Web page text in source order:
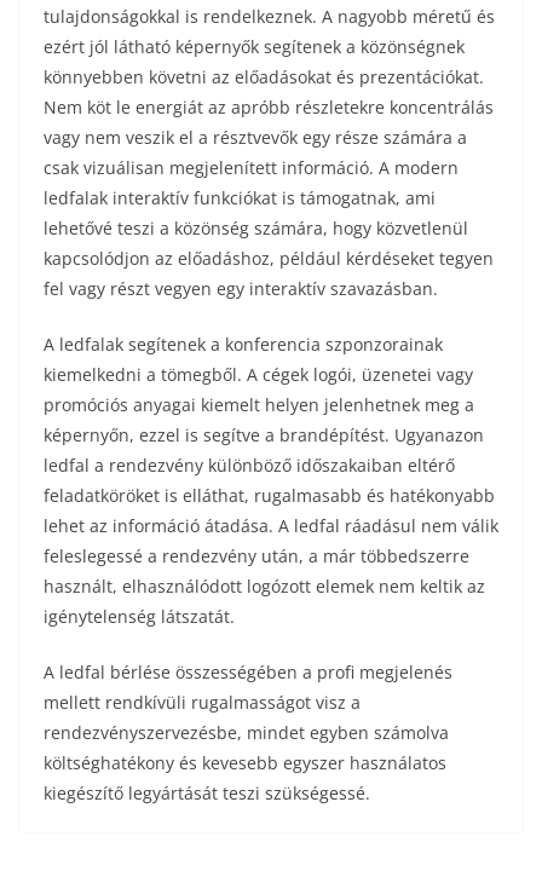
tulajdonságokkal is rendelkeznek. A nagyobb méretű és
ezért jól látható képernyők segítenek a közönségnek
könnyebben követni az előadásokat és prezentációkat.
Nem köt le energiát az apróbb részletekre koncentrálás
vagy nem veszik el a résztvevők egy része számára a
csak vizuálisan megjelenített információ. A modern
ledfalak interaktív funkciókat is támogatnak, ami
lehetővé teszi a közönség számára, hogy közvetlenül
kapcsolódjon az előadáshoz, például kérdéseket tegyen
fel vagy részt vegyen egy interaktív szavazásban.
A ledfalak segítenek a konferencia szponzorainak
kiemelkedni a tömegből. A cégek logói, üzenetei vagy
promóciós anyagai kiemelt helyen jelenhetnek meg a
képernyőn, ezzel is segítve a brandépítést. Ugyanazon
ledfal a rendezvény különböző időszakaiban eltérő
feladatköröket is elláthat, rugalmasabb és hatékonyabb
lehet az információ átadása. A ledfal ráadásul nem válik
feleslegessé a rendezvény után, a már többedszerre
használt, elhasználódott logózott elemek nem keltik az
igénytelenség látszatát.
A ledfal bérlése összességében a profi megjelenés
mellett rendkívüli rugalmasságot visz a
rendezvényszervezésbe, mindet egyben számolva
költséghatékony és kevesebb egyszer használatos
kiegészítő legyártását teszi szükségessé.